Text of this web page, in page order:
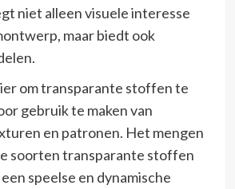
niet alleen visuele interesse
maar biedt ook
om transparante stoffen te
gebruik te maken van
en patronen. Het mengen
soorten transparante stoffen
speelse en dynamische